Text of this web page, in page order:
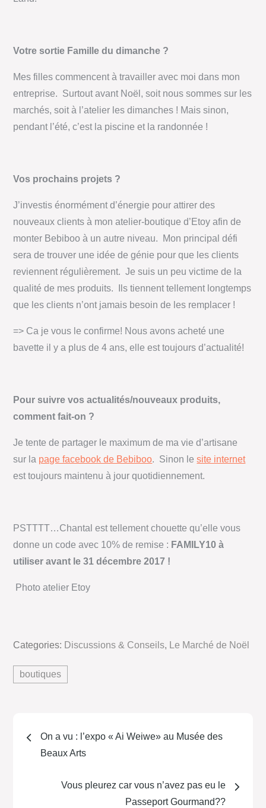
Votre sortie Famille du dimanche ?
Mes filles commencent à travailler avec moi dans mon
entreprise. Surtout avant Noël, soit nous sommes sur les
marchés, soit à l’atelier les dimanches ! Mais sinon,
pendant l’été, c’est la piscine et la randonnée !
Vos prochains projets ?
J’investis énormément d’énergie pour attirer des
nouveaux clients à mon atelier-boutique d’Etoy afin de
monter Bebiboo à un autre niveau. Mon principal défi
sera de trouver une idée de génie pour que les clients
reviennent régulièrement. Je suis un peu victime de la
qualité de mes produits. Ils tiennent tellement longtemps
que les clients n’ont jamais besoin de les remplacer !
=> Ca je vous le confirme! Nous avons acheté une
bavette il y a plus de 4 ans, elle est toujours d’actualité!
Pour suivre vos actualités/nouveaux produits,
comment fait-on ?
Je tente de partager le maximum de ma vie d’artisane
sur la page facebook de Bebiboo. Sinon lesite internet
est toujours maintenu à jour quotidiennement.
PSTTTT…Chantal est tellement chouette qu’elle vous
donne un code avec 10% de remise : FAMILY10 à
utiliser avant le 31 décembre 2017 !
Photo atelier Etoy
Categories: Discussions & Conseils, Le Marché de Noël
boutiques
On a vu : l’expo « Ai Weiwe» au Musée des
Beaux Arts
Vous pleurez car vous n’avez pas eu le
Passeport Gourmand??